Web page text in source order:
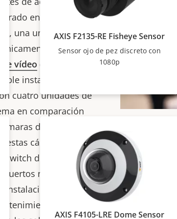
Amplíe
unidades de
reduciendo
en con un gasto
una unidad
una
de vídeo (VMS) en lugar
instalar una
cuatro unidades de
en comparación
de red
cámaras
switch de red, ya que
puertos necesarios.
instalación más
y
AXIS F2135-RE Fisheye Sensor
Sensor ojo de pez discreto con
1080p
AXIS F4105-LRE Dome Sensor